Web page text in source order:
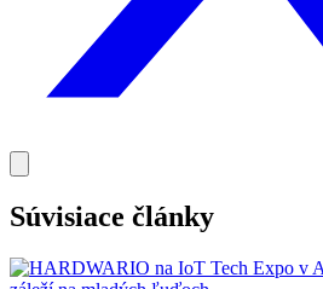
Súvisiace články